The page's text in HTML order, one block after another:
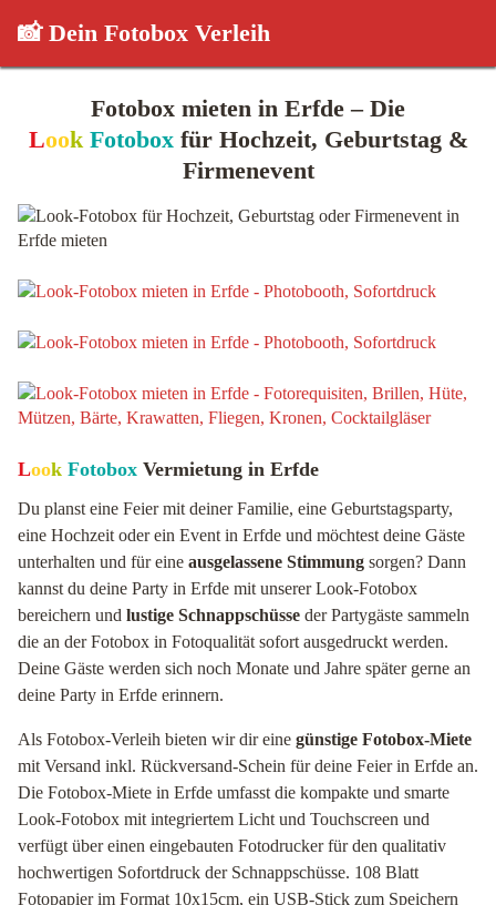
📸 Dein Fotobox Verleih
Fotobox mieten in Erfde – Die
Look Fotoboxfür Hochzeit, Geburtstag &
Firmenevent
Look Fotobox Vermietung in Erfde
Du planst eine Feier mit deiner Familie, eine Geburtstagsparty,
eine Hochzeit oder ein Event in Erfde und möchtest deine Gäste
unterhalten und für eine ausgelassene Stimmung sorgen? Dann
kannst du deine Party in Erfde mit unserer Look-Fotobox
bereichern und lustige Schnappschüsse der Partygäste sammeln
die an der Fotobox in Fotoqualität sofort ausgedruckt werden.
Deine Gäste werden sich noch Monate und Jahre später gerne an
deine Party in Erfde erinnern.
Als Fotobox-Verleih bieten wir dir eine günstige Fotobox-Miete
mit Versand inkl. Rückversand-Schein für deine Feier in Erfde an.
Die Fotobox-Miete in Erfde umfasst die kompakte und smarte
Look-Fotobox mit integriertem Licht und Touchscreen und
verfügt über einen eingebauten Fotodrucker für den qualitativ
hochwertigen Sofortdruck der Schnappschüsse. 108 Blatt
Fotopapier im Format 10x15cm, ein USB-Stick zum Speichern